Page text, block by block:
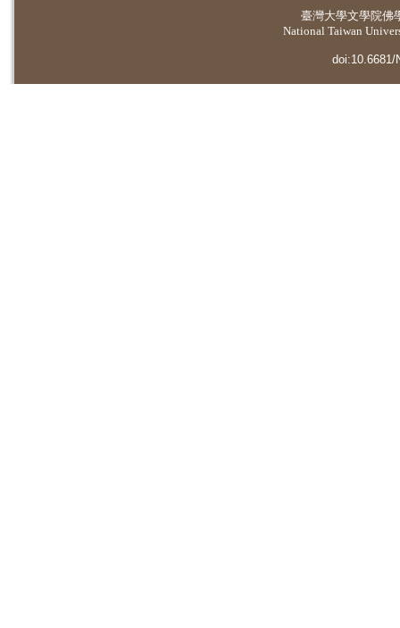
臺灣大學文學院佛
National Taiwan
doi:10.6681/